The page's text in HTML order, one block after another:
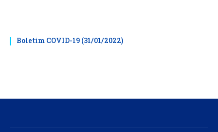
Boletim COVID-19 (31/01/2022)